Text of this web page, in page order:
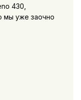
430,
мы уже заочно